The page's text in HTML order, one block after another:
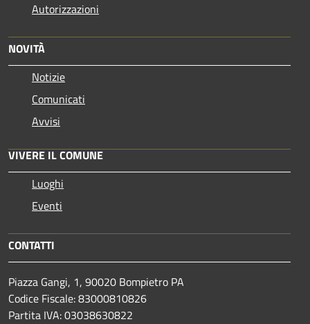
Autorizzazioni
NOVITÀ
Notizie
Comunicati
Avvisi
VIVERE IL COMUNE
Luoghi
Eventi
CONTATTI
Piazza Gangi, 1, 90020 Bompietro PA
Codice Fiscale: 83000810826
Partita IVA: 03038630822